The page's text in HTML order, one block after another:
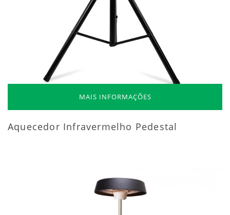
MAIS INFORMAÇÕES
Aquecedor Infravermelho Pedestal